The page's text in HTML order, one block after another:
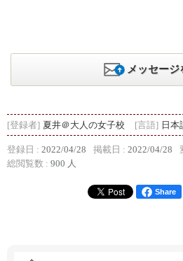
メッセージ
[登録者] 夏井＠大人の女子校 [言語] 日本
登録日 : 2022/04/28 掲載日 : 2022/04/28
総閲覧数 : 900 人
Share